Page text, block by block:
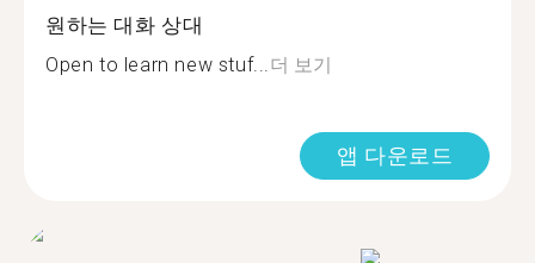
원하는 대화 상대
Open to learn new stuf...더 보기
앱 다운로드